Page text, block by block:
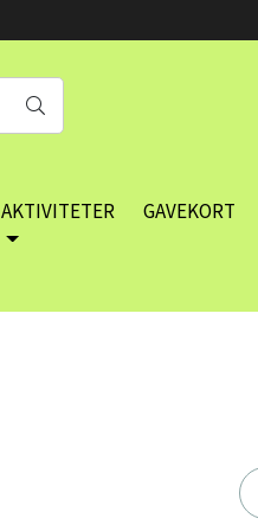
AKTIVITETER GAVEKORT